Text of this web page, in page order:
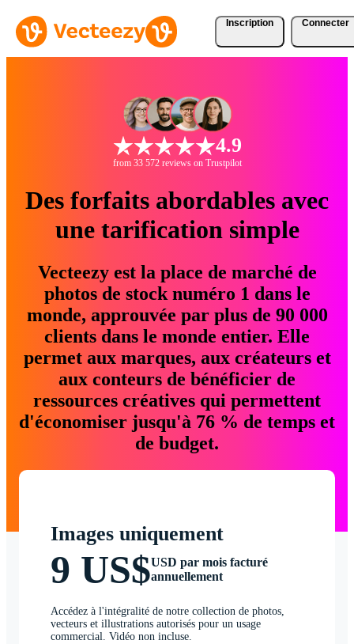
Inscription Connecter
4.9
from 33 572 reviews on Trustpilot
Des forfaits abordables avec
une tarification simple
Vecteezy est la place de marché de
photos de stock numéro 1 dans le
monde, approuvée par plus de 90 000
clients dans le monde entier. Elle
permet aux marques, aux créateurs et
aux conteurs de bénéficier de
ressources créatives qui permettent
d'économiser jusqu'à 76 % de temps et
de budget.
Images uniquement
9 US$USD par mois facturé
annuellement
Accédez à l'intégralité de notre collection de photos,
vecteurs et illustrations autorisés pour un usage
commercial. Vidéo non incluse.